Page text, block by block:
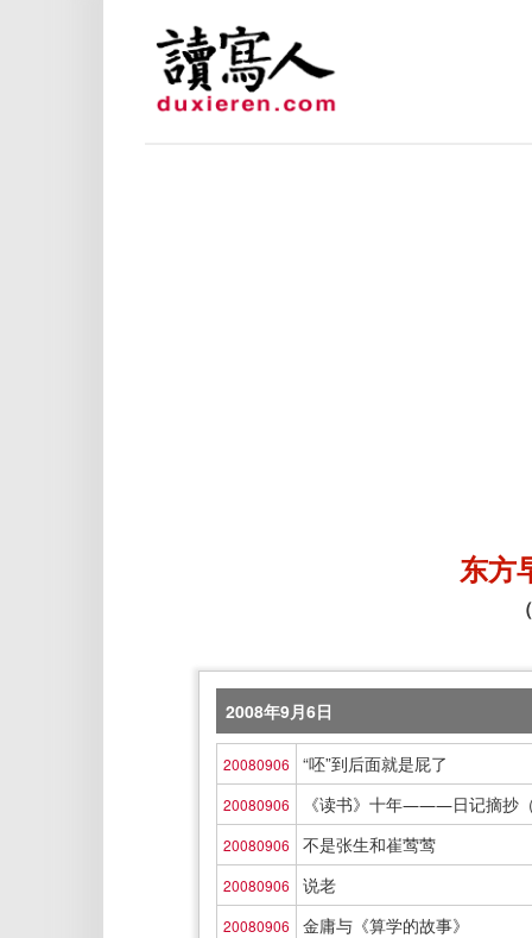
东方
2008年9月6日
20080906 “呸”到后面就是屁了
20080906 《读书》十年―――日记摘抄
20080906 不是张生和崔莺莺
20080906 说老
20080906 金庸与《算学的故事》